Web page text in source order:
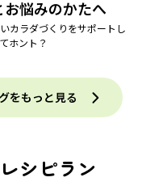
悩みのかたへ
カラダづくりをサポートし
ホント？
をもっと見る
シピラン